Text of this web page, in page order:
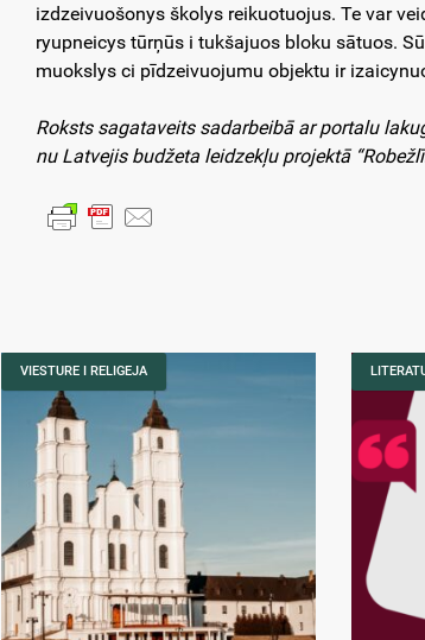
izdzeivuošonys školys reikuotuojus. Te var
ryupneicys tūrņūs i tukšajuos bloku sātuos.
muokslys ci pīdzeivuojumu objektu ir
Roksts sagataveits sadarbeibā ar portalu
nu Latvejis budžeta leidzekļu projektā
VIESTURE I RELIGEJA